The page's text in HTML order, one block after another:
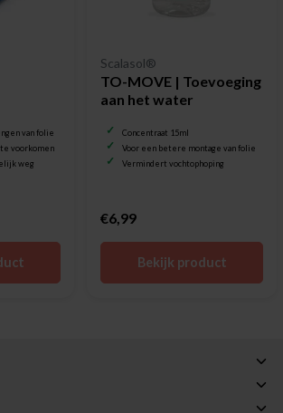
van folie
voorkomen
weg
Scalasol®
TO-MOVE | Toevoeging
aan het water
Concentraat 15ml
Voor een betere montage van folie
Vermindert vochtophoping
€6,99
Bekijk product